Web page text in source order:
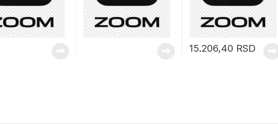
15.206,40 RSD